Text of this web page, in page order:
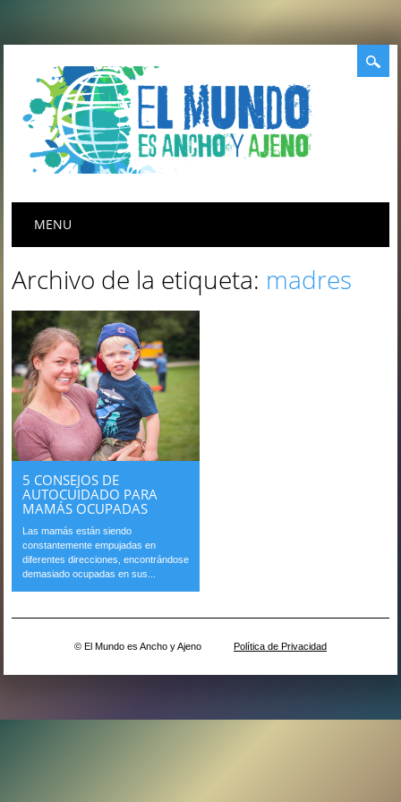
Menú principal
MENU
Archivo de la etiqueta: madres
5 CONSEJOS DE
AUTOCUIDADO PARA
MAMÁS OCUPADAS
Las mamás están siendo
constantemente empujadas en
diferentes direcciones, encontrándose
demasiado ocupadas en sus...
© El Mundo es Ancho y Ajeno Política de Privacidad